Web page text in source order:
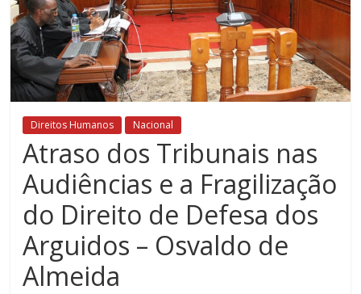
Direitos Humanos Nacional
Atraso dos Tribunais nas
Audiências e a Fragilização
do Direito de Defesa dos
Arguidos – Osvaldo de
Almeida